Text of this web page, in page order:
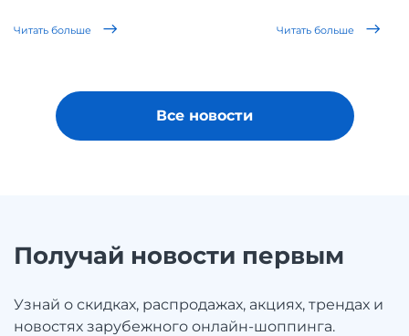
Читать больше Читать больше
Все новости
Получай новости первым
Узнай о скидках, распродажах, акциях, трендах и
новостях зарубежного онлайн-шоппинга.